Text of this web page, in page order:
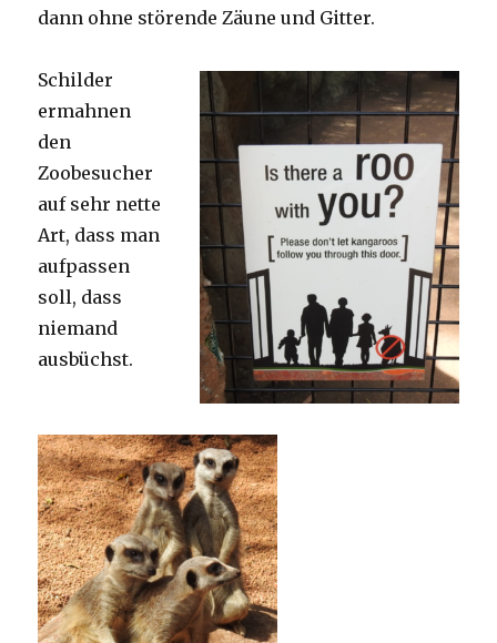
dann ohne störende Zäune und Gitter.
Schilder
ermahnen
den
Zoobesucher
auf sehr nette
Art, dass man
aufpassen
soll, dass
niemand
ausbüchst.